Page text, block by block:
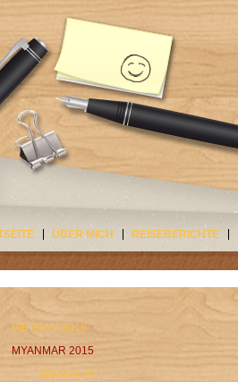
ÜBER MICH REISEBERICHTE
VIETNAM 2016
MYANMAR 2015
MANDALAY